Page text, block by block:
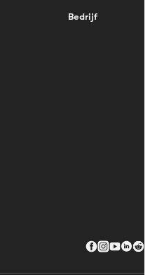
Bedrijf